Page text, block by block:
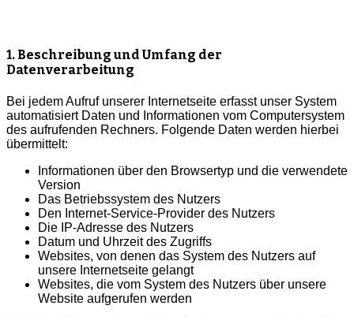
1. Beschreibung und Umfang der
Datenverarbeitung
Bei jedem Aufruf unserer Internetseite erfasst unser System
automatisiert Daten und Informationen vom Computersystem
des aufrufenden Rechners. Folgende Daten werden hierbei
übermittelt:
Informationen über den Browsertyp und die verwendete
Version
Das Betriebssystem des Nutzers
Den Internet-Service-Provider des Nutzers
Die IP-Adresse des Nutzers
Datum und Uhrzeit des Zugriffs
Websites, von denen das System des Nutzers auf
unsere Internetseite gelangt
Websites, die vom System des Nutzers über unsere
Website aufgerufen werden